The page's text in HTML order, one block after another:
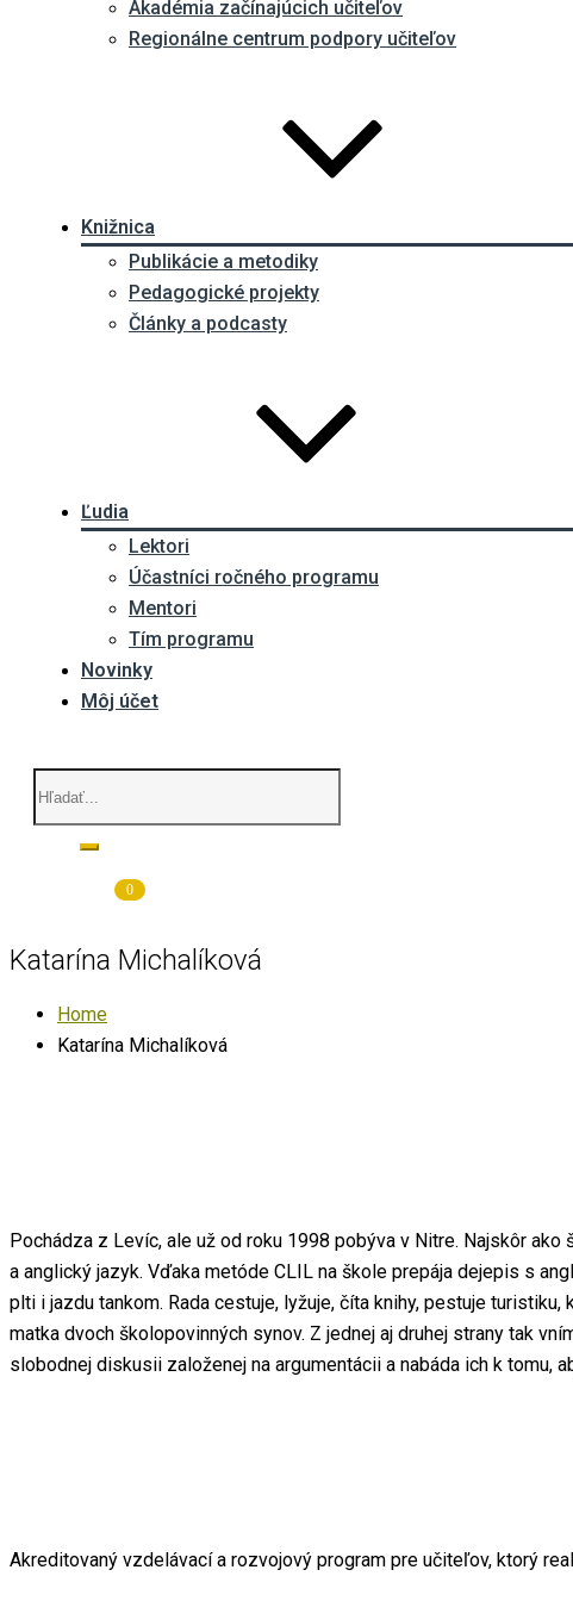
Akadémia začínajúcich učiteľov
Regionálne centrum podpory učiteľov
Knižnica
Publikácie a metodiky
Pedagogické projekty
Články a podcasty
Ľudia
Lektori
Účastníci ročného programu
Mentori
Tím programu
Novinky
Môj účet
0
Katarína Michalíková
Home
Katarína Michalíková
Pochádza z Levíc, ale už od roku 1998 pobýva v Nitre. Najskôr
a anglický jazyk. Vďaka metóde CLIL na škole prepája dejepis s
plti i jazdu tankom. Rada cestuje, lyžuje, číta knihy, pestuje
matka dvoch školopovinných synov. Z jednej aj druhej strany tak
slobodnej diskusii založenej na argumentácii a nabáda ich k tomu,
Akreditovaný vzdelávací a rozvojový program pre učiteľov, ktorý